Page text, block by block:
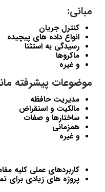
مبانی:
کنترل جریان
انواع داده های پیچیده
رسیدگی به استثنا
ماکروها
و غیره
موضوعات پیشرفته
مدیریت حافظه
مالکیت و استقراض
ساختارها و صفات
همزمانی
و غیره
کاربردهای عملی کلیه
پروژه های زیادی برای